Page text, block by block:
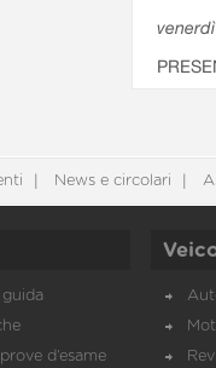
News e circolari
guida
d’esame